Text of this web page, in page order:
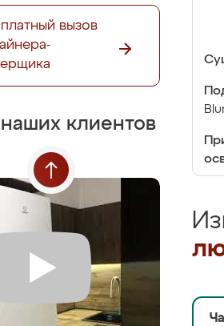
вызов
клиентов